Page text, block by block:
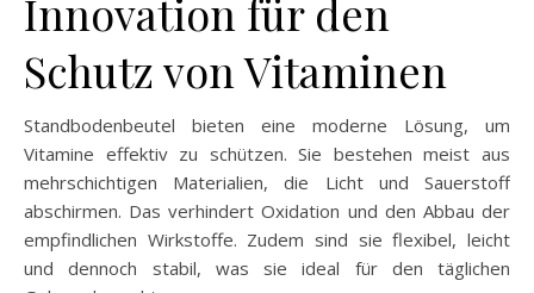
Innovation für den
Schutz von Vitaminen
Standbodenbeutel bieten eine moderne Lösung, um
Vitamine effektiv zu schützen. Sie bestehen meist aus
mehrschichtigen Materialien, die Licht und Sauerstoff
abschirmen. Das verhindert Oxidation und den Abbau der
empfindlichen Wirkstoffe. Zudem sind sie flexibel, leicht
und dennoch stabil, was sie ideal für den täglichen